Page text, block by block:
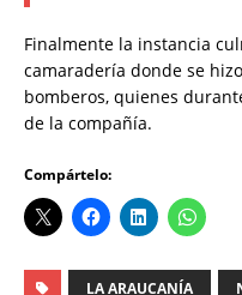
Finalmente la instancia
camaradería donde se
bomberos, quienes
de la compañía.
Compártelo:
LA ARAUCANÍA